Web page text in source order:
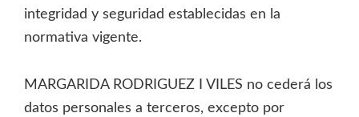
integridad y seguridad establecidas en la
normativa vigente.
MARGARIDA RODRIGUEZ I VILES no cederá los
datos personales a terceros, excepto por